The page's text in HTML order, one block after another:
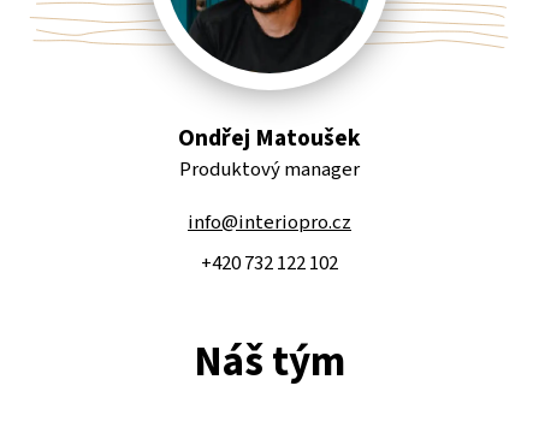
Ondřej Matoušek
Produktový manager
info@interiopro.cz
+420 732 122 102
Náš tým